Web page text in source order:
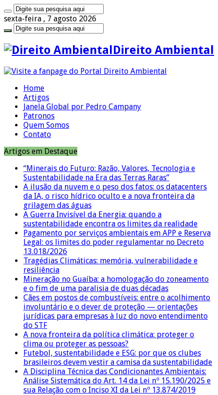
sexta-feira , 7 agosto 2026
Direito Ambiental
Home
Artigos
Janela Global por Pedro Campany
Patronos
Quem Somos
Contato
Artigos em Destaque
“Minerais do Futuro: Razão, Valores, Tecnologia e
Sustentabilidade na Era das Terras Raras”
A ilusão da nuvem e o peso dos fatos: os datacenters
da IA, o risco hídrico oculto e a nova fronteira da
grilagem das águas
A Guerra Invisível da Energia: quando a
sustentabilidade encontra os limites da realidade
Pagamento por serviços ambientais em APP e Reserva
Legal: os limites do poder regulamentar no Decreto
13.018/2026
Tragédias Climáticas: memória, vulnerabilidade e
resiliência
Mineração no Guaíba: a homologação do zoneamento
e o fim de uma paralisia de duas décadas
Cães em postos de combustíveis: entre o acolhimento
involuntário e o dever de proteção — orientações
jurídicas para empresas à luz do novo entendimento
do STF
A nova fronteira da política climática: proteger o
clima ou proteger as pessoas?
Futebol, sustentabilidade e ESG: por que os clubes
brasileiros devem vestir a camisa da sustentabilidade
A Disciplina Técnica das Condicionantes Ambientais:
Análise Sistemática do Art. 14 da Lei nº 15.190/2025 e
sua Relação com o Inciso XI da Lei nº 13.874/2019